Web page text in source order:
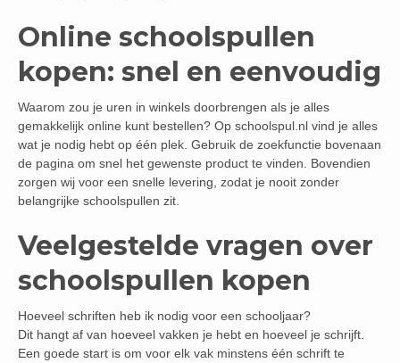
Online schoolspullen
kopen: snel en eenvoudig
Waarom zou je uren in winkels doorbrengen als je alles
gemakkelijk online kunt bestellen? Op schoolspul.nl vind je alles
wat je nodig hebt op één plek. Gebruik de zoekfunctie bovenaan
de pagina om snel het gewenste product te vinden. Bovendien
zorgen wij voor een snelle levering, zodat je nooit zonder
belangrijke schoolspullen zit.
Veelgestelde vragen over
schoolspullen kopen
Hoeveel schriften heb ik nodig voor een schooljaar?
Dit hangt af van hoeveel vakken je hebt en hoeveel je schrijft.
Een goede start is om voor elk vak minstens één schrift te